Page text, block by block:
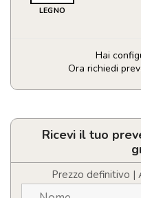
LEGNO
Hai
Ora richiedi
Set
e
personalizzabile
con
Ricevi il tuo
Prezzo definitivo |